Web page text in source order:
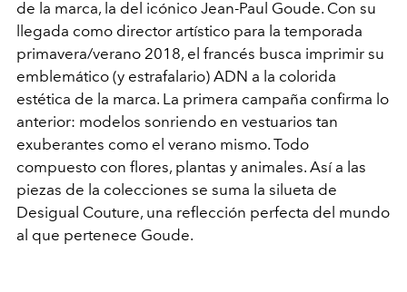
de la marca, la del icónico Jean-Paul Goude. Con su
llegada como director artístico para la temporada
primavera/verano 2018, el francés busca imprimir su
emblemático (y estrafalario) ADN a la colorida
estética de la marca. La primera campaña confirma lo
anterior: modelos sonriendo en vestuarios tan
exuberantes como el verano mismo. Todo
compuesto con flores, plantas y animales. Así a las
piezas de la colecciones se suma la silueta de
Desigual Couture, una reflección perfecta del mundo
al que pertenece Goude.